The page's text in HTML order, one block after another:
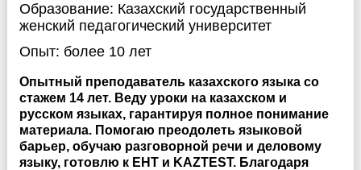
Образование: Казахский государственный
женский педагогический университет
Опыт: более 10 лет
Опытный преподаватель казахского языка со
стажем 14 лет. Веду уроки на казахском и
русском языках, гарантируя полное понимание
материала. Помогаю преодолеть языковой
барьер, обучаю разговорной речи и деловому
языку, готовлю к ЕНТ и KAZTEST. Благодаря